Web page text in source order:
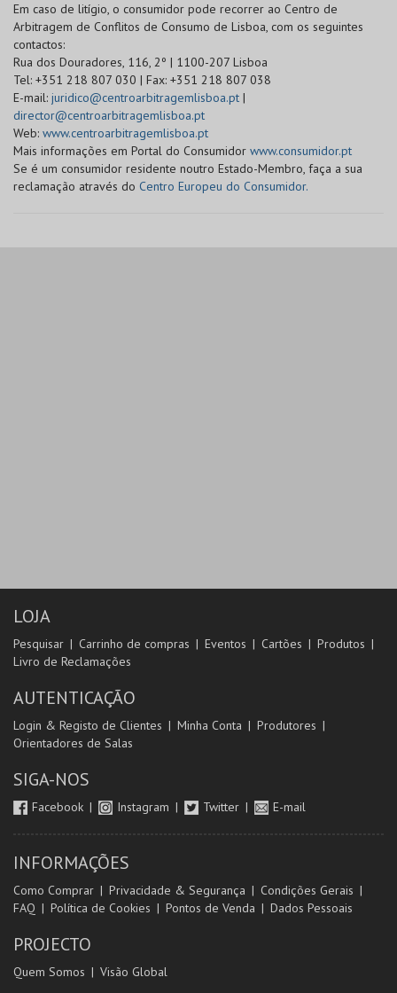
Em caso de litígio, o consumidor pode recorrer ao Centro de
Arbitragem de Conflitos de Consumo de Lisboa, com os seguintes
contactos:
Rua dos Douradores, 116, 2º | 1100-207 Lisboa
Tel: +351 218 807 030 | Fax: +351 218 807 038
E-mail: juridico@centroarbitragemlisboa.pt |
director@centroarbitragemlisboa.pt
Web: www.centroarbitragemlisboa.pt
Mais informações em Portal do Consumidor www.consumidor.pt
Se é um consumidor residente noutro Estado-Membro, faça a sua
reclamação através do Centro Europeu do Consumidor.
LOJA
Pesquisar Carrinho de compras Eventos Cartões
Produtos
Livro de Reclamações
AUTENTICAÇÃO
Login & Registo de Clientes Minha Conta
Produtores
Orientadores de Salas
SIGA-NOS
Facebook Instagram Twitter E-mail
INFORMAÇÕES
Como Comprar Privacidade & Segurança
Condições Gerais
FAQ
Política de Cookies Pontos de Venda Dados Pessoais
PROJECTO
Quem Somos Visão Global